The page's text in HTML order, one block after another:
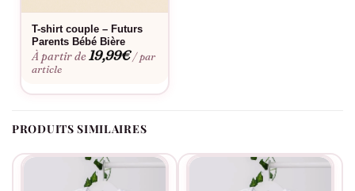
Consultez notreguide des tailles
Envie d’une touche personnelle ? Découvrez notre
personnalisation. Ce body se lave facilement en machine et
conserve son éclat lavage après lavage. Sa matière douce
respecte la peau délicate des nouveau-nés.
T-shirt couple – Futurs
Parents Bébé Bière
À partir de19,99€ / par
article
PRODUITS SIMILAIRES